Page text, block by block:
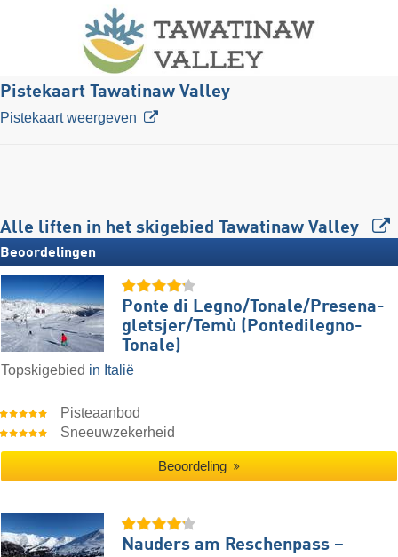
Pistekaart Tawatinaw Valley
Pistekaart weergeven
Alle liften in het skigebied Tawatinaw Valley
Beoordelingen
Ponte di Legno/​​Tonale/​​Presena-
gletsjer/​​Temù (Pontedilegno-
Tonale)
Topskigebied in Italië
Pisteaanbod
Sneeuwzekerheid
Beoordeling
Nauders am Reschenpass –